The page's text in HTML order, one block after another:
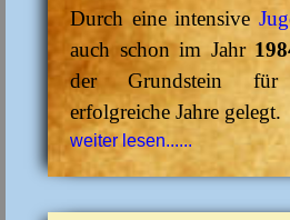
Durch eine intensive
auch schon im Jahr
der Grundstein
erfolgreiche Jahre gelegt.
weiter lesen......